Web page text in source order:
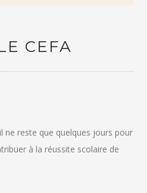
CEFA
il ne reste que quelques jours pour
à la réussite scolaire de